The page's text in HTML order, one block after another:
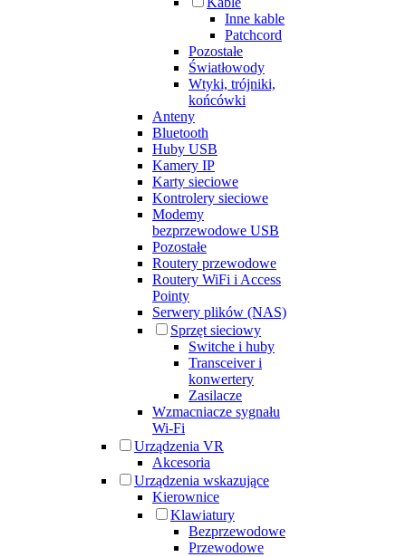
Inne kable
Patchcord
Pozostałe
Światłowody
Wtyki, trójniki,
końcówki
Anteny
Bluetooth
Huby USB
Kamery IP
Karty sieciowe
Kontrolery sieciowe
Modemy
bezprzewodowe USB
Pozostałe
Routery przewodowe
Routery WiFi i Access
Pointy
Serwery plików (NAS)
Sprzęt sieciowy
Switche i huby
Transceiver i
konwertery
Zasilacze
Wzmacniacze sygnału
Wi-Fi
Urządzenia VR
Akcesoria
Urządzenia wskazujące
Kierownice
Klawiatury
Bezprzewodowe
Przewodowe